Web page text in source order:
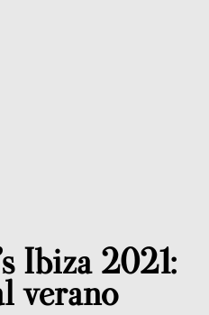
Ibiza 2021:
verano